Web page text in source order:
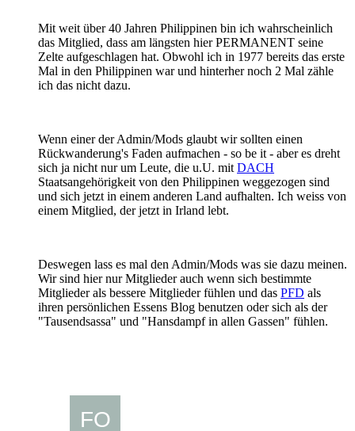
Mit weit über 40 Jahren Philippinen bin ich wahrscheinlich
das Mitglied, dass am längsten hier PERMANENT seine
Zelte aufgeschlagen hat. Obwohl ich in 1977 bereits das erste
Mal in den Philippinen war und hinterher noch 2 Mal zähle
ich das nicht dazu.
Wenn einer der Admin/Mods glaubt wir sollten einen
Rückwanderung's Faden aufmachen - so be it - aber es dreht
sich ja nicht nur um Leute, die u.U. mit DACH
Staatsangehörigkeit von den Philippinen weggezogen sind
und sich jetzt in einem anderen Land aufhalten. Ich weiss von
einem Mitglied, der jetzt in Irland lebt.
Deswegen lass es mal den Admin/Mods was sie dazu meinen.
Wir sind hier nur Mitglieder auch wenn sich bestimmte
Mitglieder als bessere Mitglieder fühlen und das PFD als
ihren persönlichen Essens Blog benutzen oder sich als der
"Tausendsassa" und "Hansdampf in allen Gassen" fühlen.